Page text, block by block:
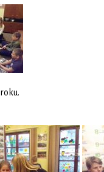
roku.